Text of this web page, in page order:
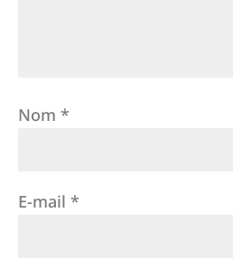
Nom *
E-mail *